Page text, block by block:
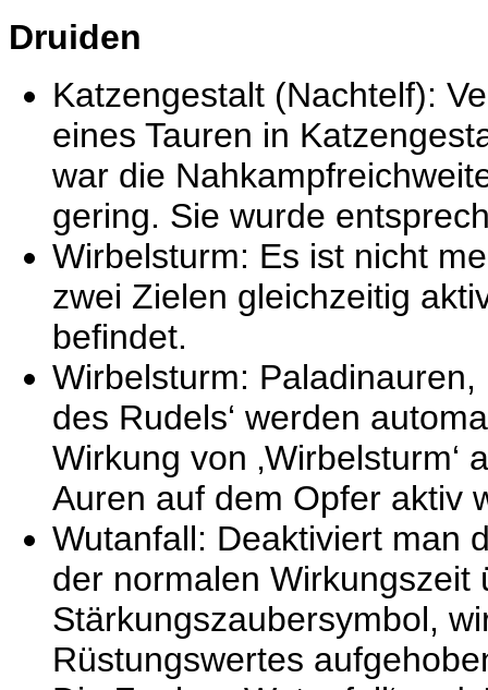
Druiden
Katzengestalt (Nachtelf):
eines Tauren in
war die
gering. Sie wurde
Wirbelsturm: Es ist nicht
zwei Zielen gleichzeitig
befindet.
Wirbelsturm: Paladinauren,
des Rudels‘ werden
Wirkung von
Auren auf dem Opfer aktiv
Wutanfall: Deaktiviert man
der normalen
Stärkungszaubersymbol,
Rüstungswertes